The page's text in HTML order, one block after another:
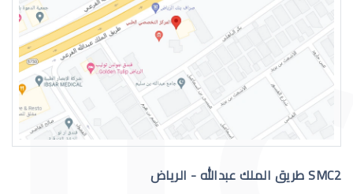
العدسات اللاصقة الطبية الصلبة
SMC2 طريق الملك عبدالله - الرياض